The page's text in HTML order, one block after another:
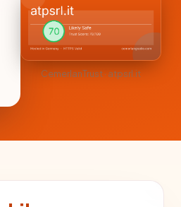
CemerlanTrust · atpsrl.it